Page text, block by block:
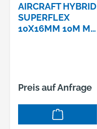
AIRCRAFT HYBRID
SUPERFLEX
10X16MM 10M M.
Preis auf Anfrage